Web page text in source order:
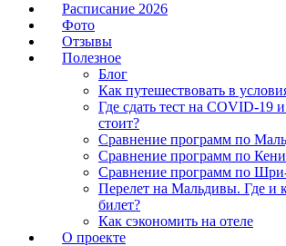
Расписание 2026
Фото
Отзывы
Полезное
Блог
Как путешествовать в
Где сдать тест на COVID-19 и
стоит?
Сравнение программ по
Сравнение программ по
Сравнение программ по
Перелет на Мальдивы. Где и
билет?
Как сэкономить на отеле
О проекте